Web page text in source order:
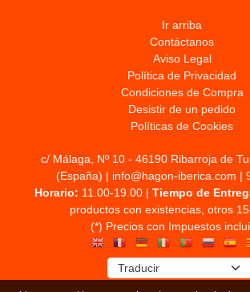
Ir arriba
Contáctanos
Aviso Legal
Política de Privacidad
Condiciones de Compra
Desistir de un pedido
Políticas de Cookies
c/ Málaga, Nº 10 - 46190 Ribarroja de
(España) | info@hagon-iberica.com |
Horario: 11.00-19.00 | Tiempo de
productos con existencias, otros
(*) Precios con Impuestos